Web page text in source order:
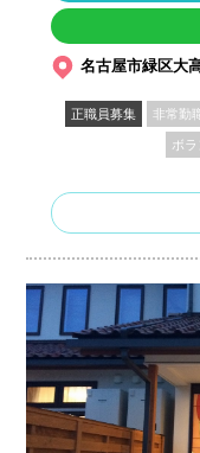
名古屋市緑区大
正職員募集 非常勤
ボラ